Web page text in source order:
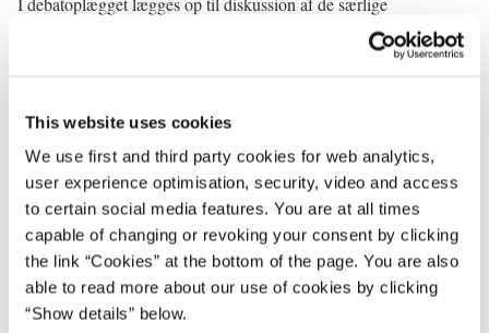
This website uses cookies
We use first and third party cookies for web analytics,
user experience optimisation, security, video and access
to certain social media features. You are at all times
capable of changing or revoking your consent by clicking
the link “Cookies” at the bottom of the page. You are also
able to read more about our use of cookies by clicking
“Show details” below.
problemstillinger som hhv. folkeskolen, ungdomsuddannelserne
”Vores uddannelsessystem er udfordret, bl.a. fordi lande som
Kina, Indien og Sydkorea uddanner stadig flere på et meget højt
fagligt niveau. Det er derfor vigtigt, at vi forbedrer alle led i den
fødekæde, som uddannelsessystemet udgør.
Det er afgørende for Danmarks muligheder for vækst, at vi har et
ud-dannelsessystem, som kan måle sig med de bedste i verden –